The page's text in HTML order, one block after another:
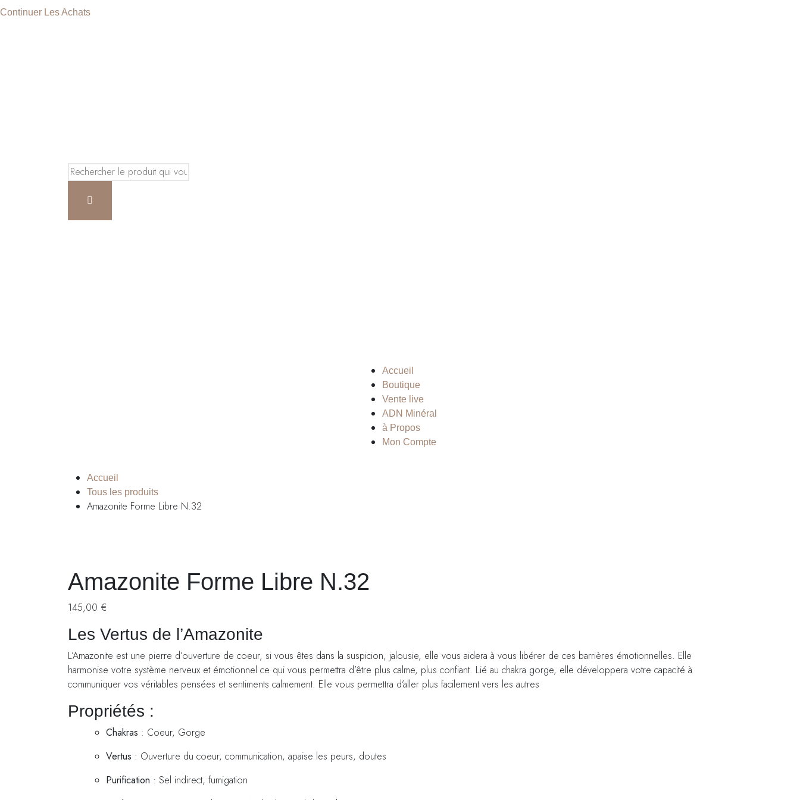
Continuer Les Achats
Accueil
Boutique
Vente live
ADN Minéral
à Propos
Mon Compte
Accueil
Tous les produits
Amazonite Forme Libre N.32
Amazonite Forme Libre N.32
145,00 €
Les Vertus de l’Amazonite
L’Amazonite est une pierre d’ouverture de coeur, si vous êtes dans la suspicion, jalousie, elle vous aidera à vous libérer de ces barrières émotionnelles. Elle
harmonise votre système nerveux et émotionnel ce qui vous permettra d’être plus calme, plus confiant. Lié au chakra gorge, elle développera votre capacité à
communiquer vos véritables pensées et sentiments calmement. Elle vous permettra d’aller plus facilement vers les autres
Propriétés :
Chakras : Coeur, Gorge
Vertus : Ouverture du coeur, communication, apaise les peurs, doutes
Purification : Sel indirect, fumigation